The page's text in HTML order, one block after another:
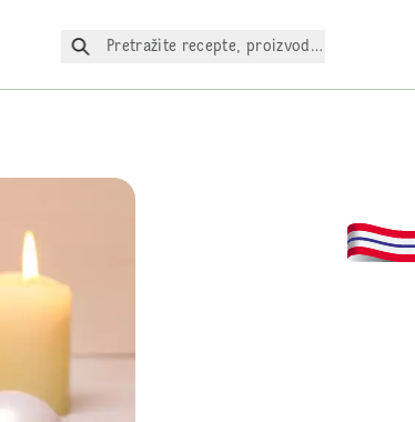
Pretražite recepte, proizvode itd.